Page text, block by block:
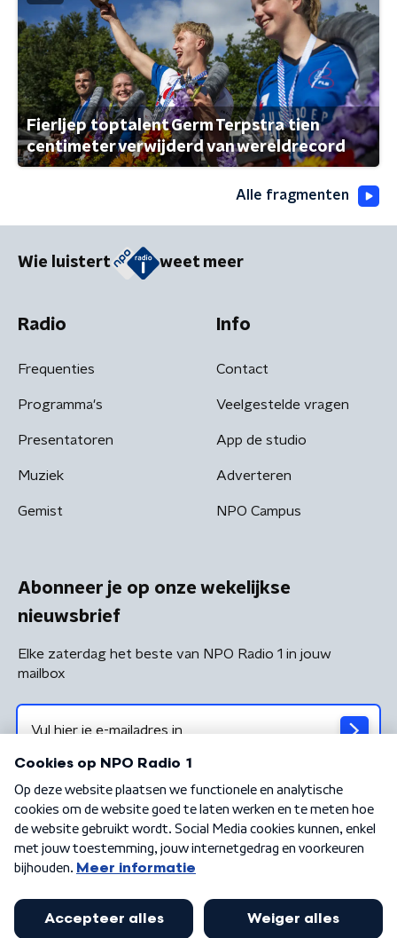
Fierljep toptalent Germ Terpstra tien
centimeter verwijderd van wereldrecord
Alle fragmenten
Wie luistert weet meer
Radio
Frequenties
Programma's
Presentatoren
Muziek
Gemist
Info
Contact
Veelgestelde vragen
App de studio
Adverteren
NPO Campus
Abonneer je op onze wekelijkse
nieuwsbrief
Elke zaterdag het beste van NPO Radio 1 in jouw
mailbox
Algemene voorwaarden